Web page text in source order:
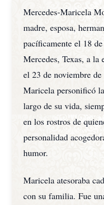
Mercedes-Maricela
madre, esposa,
pacíficamente el 18
Mercedes, Texas, a la
el 23 de noviembre
Maricela personificó
largo de su vida,
en los rostros de
personalidad
humor.
Maricela atesoraba
con su familia. Fue